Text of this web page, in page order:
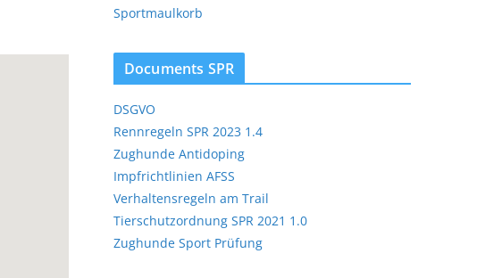
Office 365
Sportmaulkorb
Documents SPR
DSGVO
Rennregeln SPR 2023 1.4
Zughunde Antidoping
Impfrichtlinien AFSS
Verhaltensregeln am Trail
Tierschutzordnung SPR 2021 1.0
Zughunde Sport Prüfung